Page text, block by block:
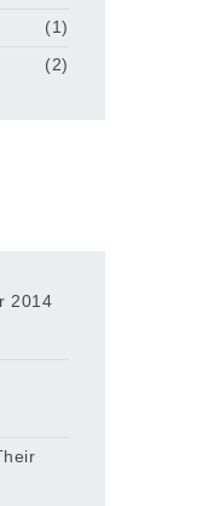
(1)
(2)
2014